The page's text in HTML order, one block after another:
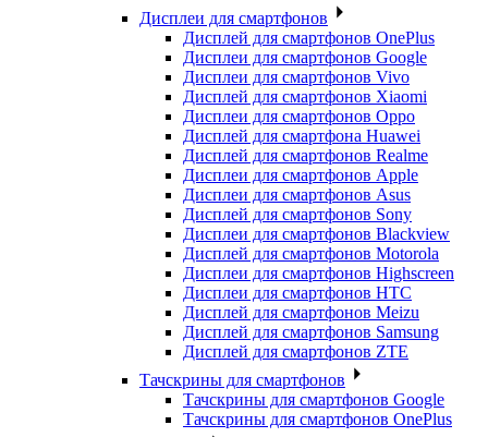
Дисплеи для смартфонов
Дисплей для смартфонов OnePlus
Дисплеи для смартфонов Google
Дисплеи для смартфонов Vivo
Дисплей для смартфонов Xiaomi
Дисплеи для смартфонов Oppo
Дисплей для смартфона Huawei
Дисплей для смартфонов Realme
Дисплеи для смартфонов Apple
Дисплеи для смартфонов Asus
Дисплей для смартфонов Sony
Дисплеи для смартфонов Blackview
Дисплей для смартфонов Motorola
Дисплеи для смартфонов Highscreen
Дисплеи для смартфонов HTC
Дисплей для смартфонов Meizu
Дисплей для смартфонов Samsung
Дисплей для смартфонов ZTE
Тачскрины для смартфонов
Тачскрины для смартфонов Google
Тачскрины для смартфонов OnePlus